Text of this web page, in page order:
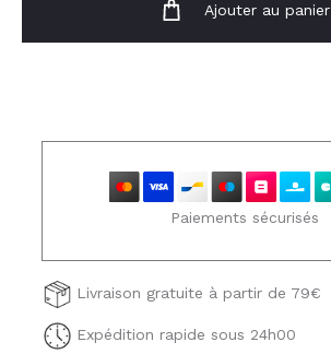
Ajouter au panier
Paiements sécurisés
Livraison gratuite à partir de 79€
Expédition rapide sous 24h00